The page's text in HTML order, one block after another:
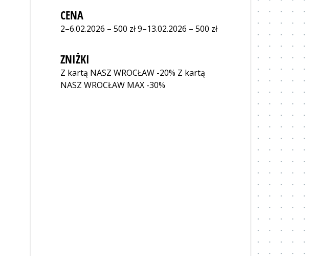
CENA
2–6.02.2026 – 500 zł 9–13.02.2026 – 500 zł
ZNIŻKI
Z kartą NASZ WROCŁAW -20% Z kartą
NASZ WROCŁAW MAX -30%